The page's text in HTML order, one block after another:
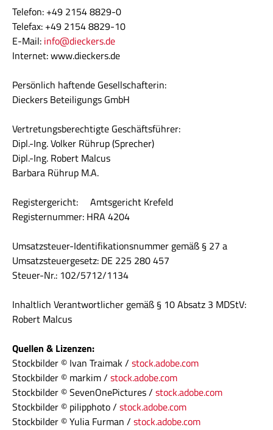
Telefon: +49 2154 8829-0
Telefax: +49 2154 8829-10
E-Mail: info@dieckers.de
Internet: www.dieckers.de
Persönlich haftende Gesellschafterin:
Dieckers Beteiligungs GmbH
Vertretungsberechtigte Geschäftsführer:
Dipl.-Ing. Volker Rührup (Sprecher)
Dipl.-Ing. Robert Malcus
Barbara Rührup M.A.
Registergericht: Amtsgericht Krefeld
Registernummer: HRA 4204
Umsatzsteuer-Identifikationsnummer gemäß § 27 a
Umsatzsteuergesetz: DE 225 280 457
Steuer-Nr.: 102/5712/1134
Inhaltlich Verantwortlicher gemäß § 10 Absatz 3 MDStV:
Robert Malcus
Quellen & Lizenzen:
Stockbilder © Ivan Traimak / stock.adobe.com
Stockbilder © markim / stock.adobe.com
Stockbilder © SevenOnePictures / stock.adobe.com
Stockbilder © pilipphoto / stock.adobe.com
Stockbilder © Yulia Furman / stock.adobe.com